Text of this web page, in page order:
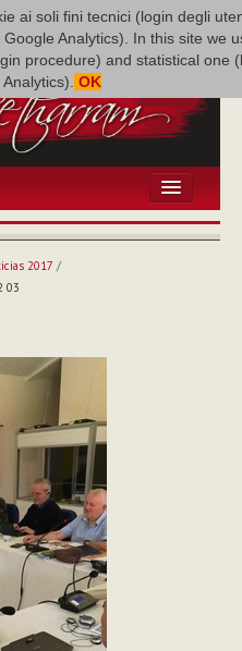
ai soli fini tecnici (login degli
Analytics). In this site we
procedure) and statistical one
OK
2017 /
03